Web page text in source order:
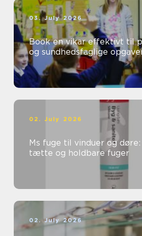
03. July 2026
Book en vikar effektivt til
og sundhedsfaglige
02. July 2026
Ms fuge til vinduer og
tætte og holdbare fuger
02. July 2026